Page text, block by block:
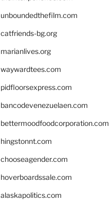
unboundedthefilm.com
catfriends-bg.org
marianlives.org
waywardtees.com
pidfloorsexpress.com
bancodevenezuelaen.com
bettermoodfoodcorporation.com
hingstonnt.com
chooseagender.com
hoverboardssale.com
alaskapolitics.com